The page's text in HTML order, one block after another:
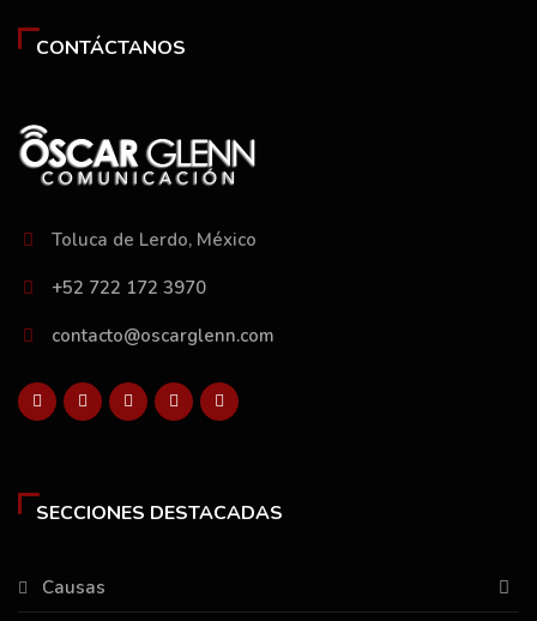
CONTÁCTANOS
Toluca de Lerdo, México
+52 722 172 3970
contacto@oscarglenn.com
SECCIONES DESTACADAS
Causas